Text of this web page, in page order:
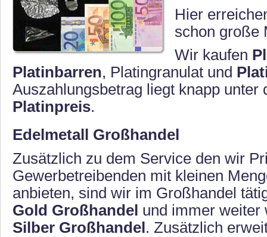
Hier
schon große
Wir kaufen
Platinbarren, Platingranulat und
Auszahlungsbetrag liegt knapp unter
Platinpreis.
Edelmetall Großhandel
Zusätzlich zu dem Service den wir
Gewerbetreibenden mit kleinen
anbieten, sind wir im Großhandel
Gold Großhandel und immer weiter
Silber Großhandel . Zusätzlich